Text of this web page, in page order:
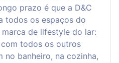
prazo é que a D&C
todos os espaços do
marca de lifestyle do lar:
todos os outros
no banheiro, na cozinha,